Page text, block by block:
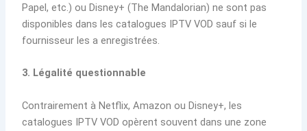
Papel, etc.) ou Disney+ (The Mandalorian) ne sont pas
disponibles dans les catalogues IPTV VOD sauf si le
fournisseur les a enregistrées.
3. Légalité questionnable
Contrairement à Netflix, Amazon ou Disney+, les
catalogues IPTV VOD opèrent souvent dans une zone